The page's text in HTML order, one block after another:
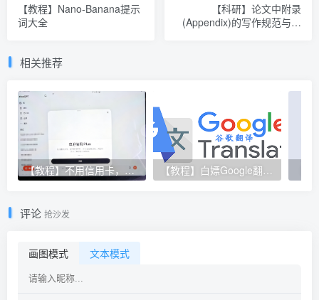
【教程】Nano-Banana提示
词大全
【科研】论文中附录
(Appendix)的写作规范与技
相关推荐
【教程】不用信用卡，亲测通过 Apple 礼品卡方式订阅 ChatGPT Plus！ 【教程】白嫖Google翻译API
评论 抢沙发
画图模式 文本模式